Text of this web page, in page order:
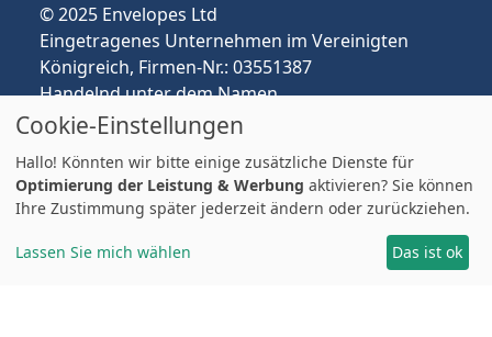
© 2025 Envelopes Ltd
Eingetragenes Unternehmen im Vereinigten
Königreich, Firmen-Nr.: 03551387
Handelnd unter dem Namen
envelopespackaging.de | Versand vom
Vereinigten Königreich nach Deutschland
Preise in EUR | Zölle & MwSt. können anfallen.
Impressum
Cookie-Einstellungen
Hallo! Könnten wir bitte einige zusätzliche Dienste für
Optimierung der Leistung & Werbung aktivieren? Sie können
Ihre Zustimmung später jederzeit ändern oder zurückziehen.
Lassen Sie mich wählen Das ist ok